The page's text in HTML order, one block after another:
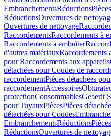
EmbranchementsRéductions
RéductionsOuvertures de
Ouvertures de nettoyage
RaccordementsRaccordements à
Raccordements à emboîter
d'autres matériauxRaccordements
pour Raccordements aux appareils
détachées pour Coudes de
raccordementPièces détachées
raccordementAccessoires
protectionConsommablesGeberit
pour TuyauxPiècesPièces
détachées pour Coudes
EmbranchementsRéductions
RéductionsOuvertures de